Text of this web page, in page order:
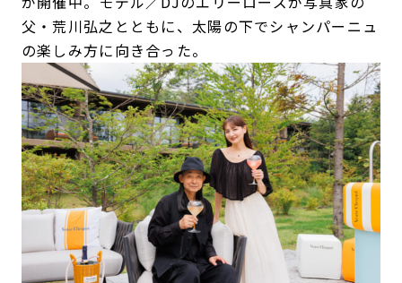
父・荒川弘之とともに、太陽の下でシャンパーニュ
の楽しみ方に向き合った。